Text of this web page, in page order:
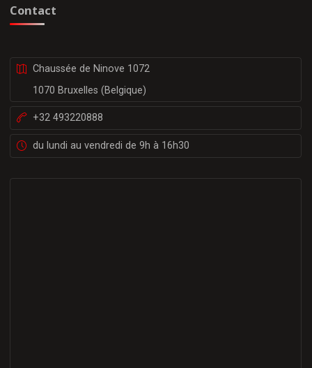
Contact
Chaussée de Ninove 1072
1070 Bruxelles (Belgique)
+32 493220888
du lundi au vendredi de 9h à 16h30